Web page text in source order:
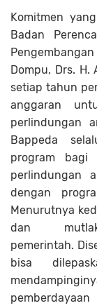
Komitmen
Badan
Dompu, Drs. H.
setiap tahun
anggaran
perlindungan
Bappeda
program bagi
perlindungan
dengan
Menurutnya
dan
pemerintah.
bisa